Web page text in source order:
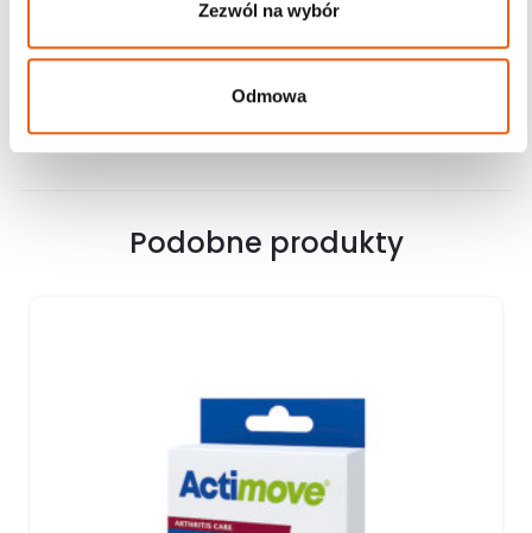
Zezwól na wybór
Odmowa
kończyn i pleców.
Podobne produkty